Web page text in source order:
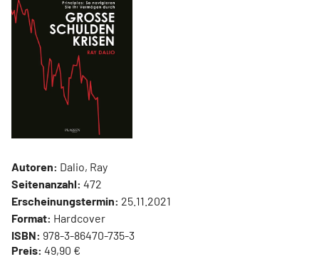
Autoren: Dalio, Ray
Seitenanzahl: 472
Erscheinungstermin: 25.11.2021
Format: Hardcover
ISBN: 978-3-86470-735-3
Preis: 49,90 €